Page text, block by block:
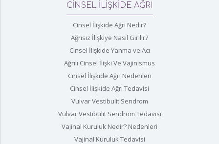
CİNSEL İLİŞKİDE AĞRI
Cinsel İlişkide Ağrı Nedir?
Ağrısız İlişkiye Nasıl Girilir?
Cinsel İlişkide Yanma ve Acı
Ağrılı Cinsel İlişki Ve Vajinismus
Cinsel İlişkide Ağrı Nedenleri
Cinsel İlişkide Ağrı Tedavisi
Vulvar Vestibulit Sendrom
Vulvar Vestibulit Sendrom Tedavisi
Vajinal Kuruluk Nedir? Nedenleri
Vajinal Kuruluk Tedavisi